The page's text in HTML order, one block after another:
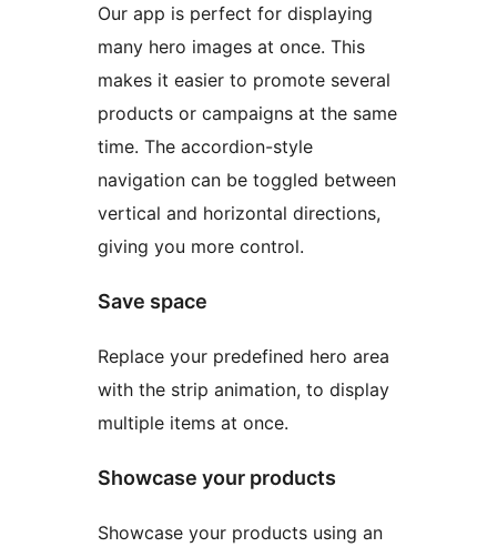
Our app is perfect for displaying
many hero images at once. This
makes it easier to promote several
products or campaigns at the same
time. The accordion-style
navigation can be toggled between
vertical and horizontal directions,
giving you more control.
Save space
Replace your predefined hero area
with the strip animation, to display
multiple items at once.
Showcase your products
Showcase your products using an